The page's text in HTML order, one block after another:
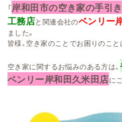
「岸和田市の空き家の手引き
工務店と関連会社のベンリー
ました。
皆様、空き家のことでお困りのこ
空き家に関するお悩みのある方は、
ベンリー岸和田久米田店に